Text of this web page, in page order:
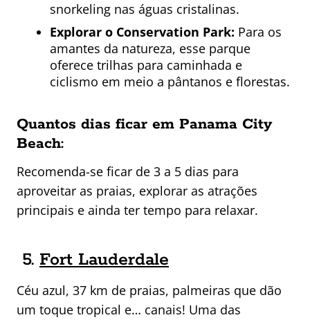
snorkeling nas águas cristalinas.
Explorar o Conservation Park: Para os
amantes da natureza, esse parque
oferece trilhas para caminhada e
ciclismo em meio a pântanos e florestas.
Quantos dias ficar em Panama City
Beach:
Recomenda-se ficar de 3 a 5 dias para
aproveitar as praias, explorar as atrações
principais e ainda ter tempo para relaxar.
5. Fort Lauderdale
Céu azul, 37 km de praias, palmeiras que dão
um toque tropical e… canais! Uma das